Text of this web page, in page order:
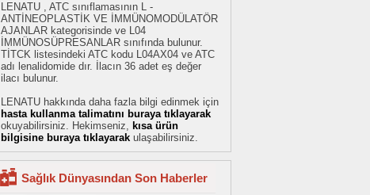
LENATU , ATC sınıflamasının L -
ANTİNEOPLASTİK VE İMMÜNOMODÜLATÖR
AJANLAR kategorisinde ve L04
İMMÜNOSÜPRESANLAR sınıfında bulunur.
TİTCK listesindeki ATC kodu L04AX04 ve ATC
adı lenalidomide dır. İlacın 36 adet eş değer
ilacı bulunur.
LENATU hakkında daha fazla bilgi edinmek için
hasta kullanma talimatını buraya tıklayarak
okuyabilirsiniz. Hekimseniz, kısa ürün
bilgisine buraya tıklayarak ulaşabilirsiniz.
Sağlık Dünyasından Son Haberler